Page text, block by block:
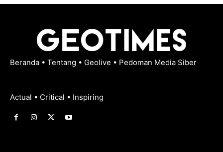
Beranda • Tentang • Geolive • Pedoman Media Siber
Actual • Critical • Inspiring